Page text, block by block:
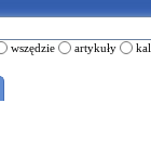
wszędzie artykuły